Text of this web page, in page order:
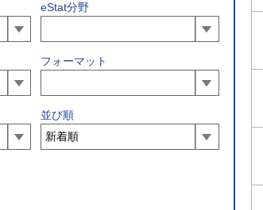
eStat分野
フォーマット
並び順